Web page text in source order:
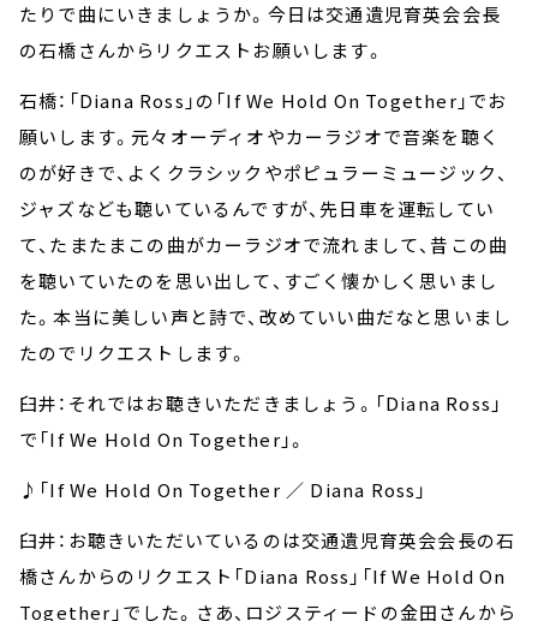
たりで曲にいきましょうか。今日は交通遺児育英会会長
の石橋さんからリクエストお願いします。
石橋：「Diana Ross」の「If We Hold On Together」でお
願いします。元々オーディオやカーラジオで音楽を聴く
のが好きで、よくクラシックやポピュラーミュージック、
ジャズなども聴いているんですが、先日車を運転してい
て、たまたまこの曲がカーラジオで流れまして、昔この曲
を聴いていたのを思い出して、すごく懐かしく思いまし
た。本当に美しい声と詩で、改めていい曲だなと思いまし
たのでリクエストします。
臼井：それではお聴きいただきましょう。「Diana Ross」
で「If We Hold On Together」。
♪「If We Hold On Together ／ Diana Ross」
臼井：お聴きいただいているのは交通遺児育英会会長の石
橋さんからのリクエスト「Diana Ross」「If We Hold On
Together」でした。さあ、ロジスティードの金田さんから